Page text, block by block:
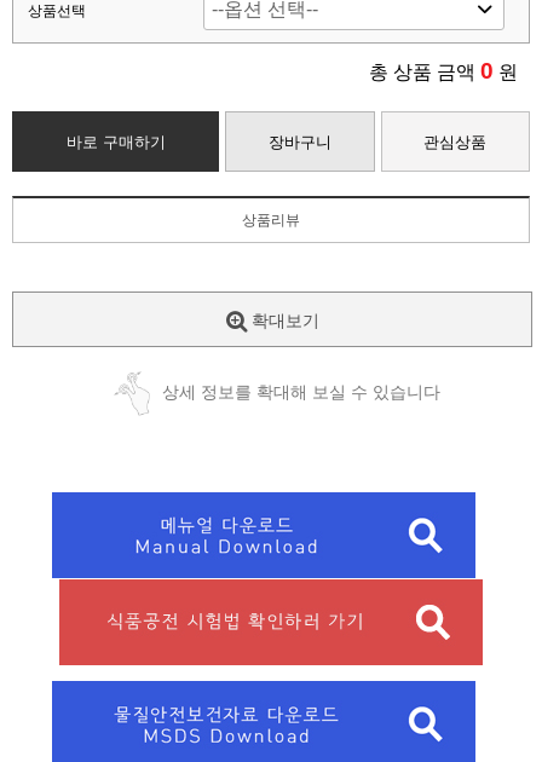
상품선택
총 상품 금액 0 원
바로 구매하기 장바구니 관심상품
상품리뷰
확대보기
상세 정보를 확대해 보실 수 있습니다